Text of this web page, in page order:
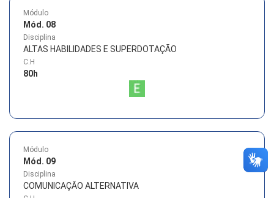
Módulo
Mód. 08
Disciplina
ALTAS HABILIDADES E SUPERDOTAÇÃO
C.H
80h
Módulo
Mód. 09
Disciplina
COMUNICAÇÃO ALTERNATIVA